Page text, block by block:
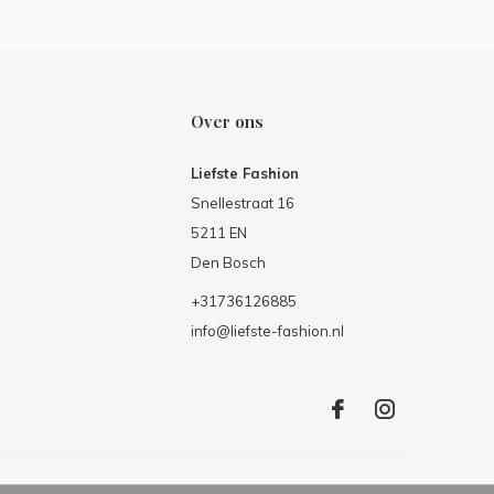
Over ons
Liefste Fashion
Snellestraat 16
5211 EN
Den Bosch
+31736126885
info@liefste-fashion.nl